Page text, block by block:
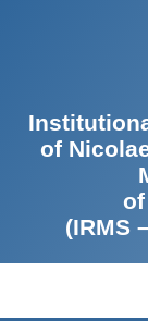
of
(IRMS